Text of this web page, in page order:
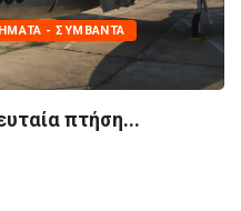
- ΣΥΜΒΆΝΤΑ
πτήση...